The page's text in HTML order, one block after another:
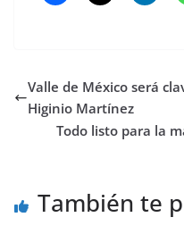
Valle de México será
Higinio Martínez
Todo listo para la
También te